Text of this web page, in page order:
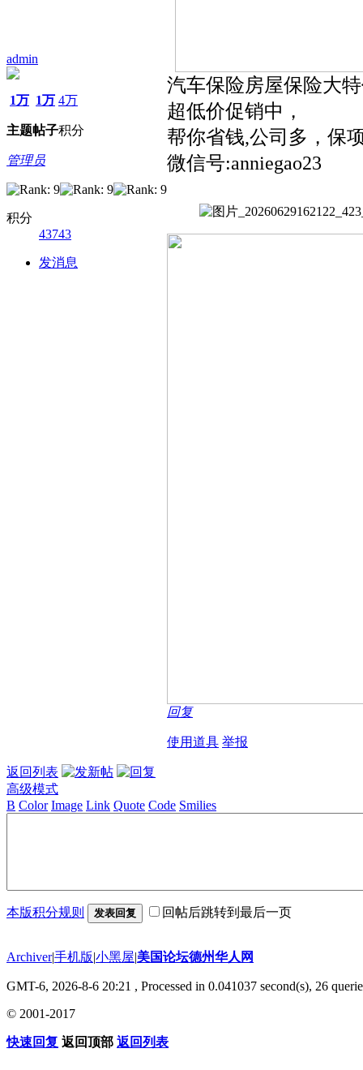
admin
1万
主题
1万
帖子
4万
积分
管理员
积分
43743
发消息
汽车保险房屋保险大
超低价促销中，
帮你省钱,公司多，
微信号:anniegao23
回复
使用道具 举报
返回列表
高级模式
B Color Image Link Quote Code Smilies
本版积分规则 发表回复 回帖后跳转到最后一页
Archiver|手机版|小黑屋|美国论坛德州华人网
GMT-6, 2026-8-6 20:21 , Processed in 0.041037 second(s), 26
© 2001-2017
快速回复 返回顶部 返回列表